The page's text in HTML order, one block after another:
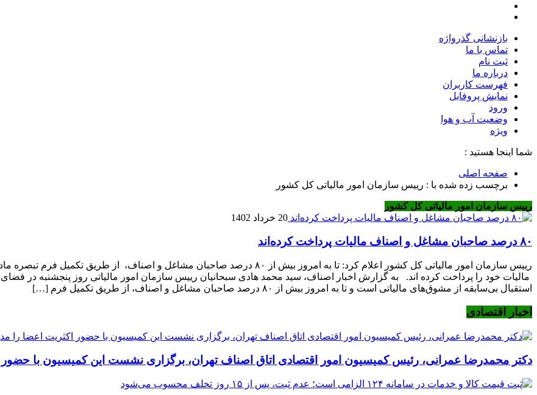
بازنشانی گذرواژه
تماس با ما
ثبت نام
درباره ما
فهرست کاربران
نمایش پروفایل
ورود
وضعیت آب و هوا
ویژه
شما اینجا هستید :
صفحه اصلی
برچسب زده شده با : رییس سازمان امور مالیاتی کل کشور
رییس سازمان امور مالیاتی کل کشور
20 خرداد 1402
۸۰ درصد صاحبان مشاغل و اصناف مالیات پرداخت کرده‌اند
مالیات خود را پرداخت کرده اند. به گزارش اخبار اصناف، سید محمد هادی سبحانیان رییس سازمان امور مالیاتی روز پنجشنبه در
استقبال بی‌سابقه از مشوق‌های مالیاتی است و تا به امروز بیش از ۸۰ درصد صاحبان مشاغل و اصناف، از طریق تکمیل فرم […]
اخبار اقتصادی
دکتر محمدرضا عمرانی، رئیس کمیسیون امور اقتصادی اتاق اصناف تهران، برگزاری نشست این کمیسیون با حضور